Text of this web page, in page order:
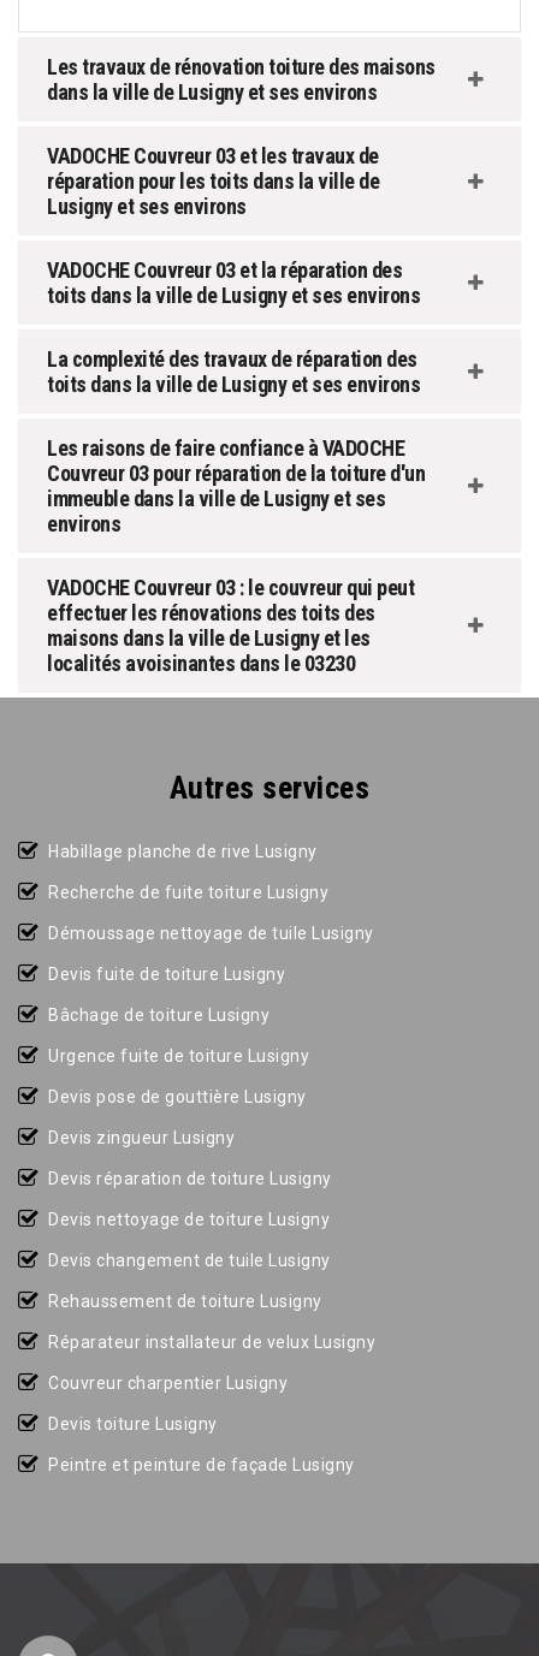
Les travaux de rénovation toiture des maisons
dans la ville de Lusigny et ses environs
VADOCHE Couvreur 03 et les travaux de
réparation pour les toits dans la ville de
Lusigny et ses environs
VADOCHE Couvreur 03 et la réparation des
toits dans la ville de Lusigny et ses environs
La complexité des travaux de réparation des
toits dans la ville de Lusigny et ses environs
Les raisons de faire confiance à VADOCHE
Couvreur 03 pour réparation de la toiture d'un
immeuble dans la ville de Lusigny et ses
environs
VADOCHE Couvreur 03 : le couvreur qui peut
effectuer les rénovations des toits des
maisons dans la ville de Lusigny et les
localités avoisinantes dans le 03230
Autres services
Habillage planche de rive Lusigny
Recherche de fuite toiture Lusigny
Démoussage nettoyage de tuile Lusigny
Devis fuite de toiture Lusigny
Bâchage de toiture Lusigny
Urgence fuite de toiture Lusigny
Devis pose de gouttière Lusigny
Devis zingueur Lusigny
Devis réparation de toiture Lusigny
Devis nettoyage de toiture Lusigny
Devis changement de tuile Lusigny
Rehaussement de toiture Lusigny
Réparateur installateur de velux Lusigny
Couvreur charpentier Lusigny
Devis toiture Lusigny
Peintre et peinture de façade Lusigny